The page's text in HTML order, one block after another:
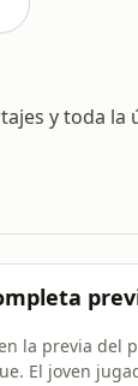
y toda
la previa del
El joven